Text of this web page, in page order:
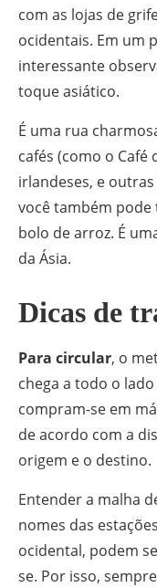
com as lojas de
ocidentais. Em um
interessante
toque asiático.
É uma rua
cafés (como o Café
irlandeses, e
você também
bolo de arroz. É
da Ásia.
Dicas de
Para circular, o
chega a todo o
compram-se em
de acordo com a
origem e o destino.
Entender a malha
nomes das
ocidental, podem
se. Por isso,